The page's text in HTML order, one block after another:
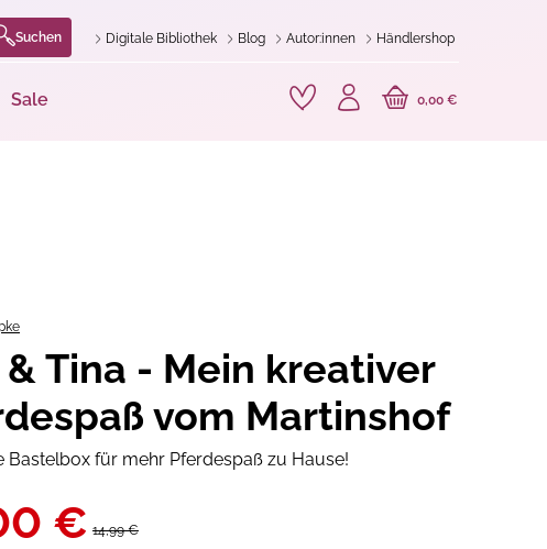
Suchen Digitale Bibliothek Blog Autor:innen Händlershop
Sale 0,00 €
& Tina - Mein kreativer
vom Martinshof
Bastelbox für mehr Pferdespaß zu Hause!
€ 14,99 €